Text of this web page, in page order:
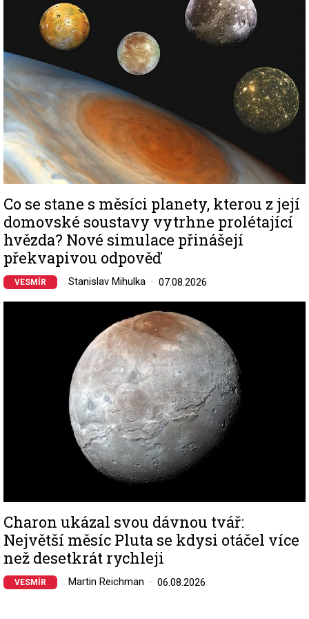
Co se stane s měsíci planety, kterou z její
domovské soustavy vytrhne prolétající
hvězda? Nové simulace přinášejí
překvapivou odpověď
VESMÍR Stanislav Mihulka 07.08.2026
Charon ukázal svou dávnou tvář:
Největší měsíc Pluta se kdysi otáčel více
než desetkrát rychleji
VESMÍR Martin Reichman 06.08.2026